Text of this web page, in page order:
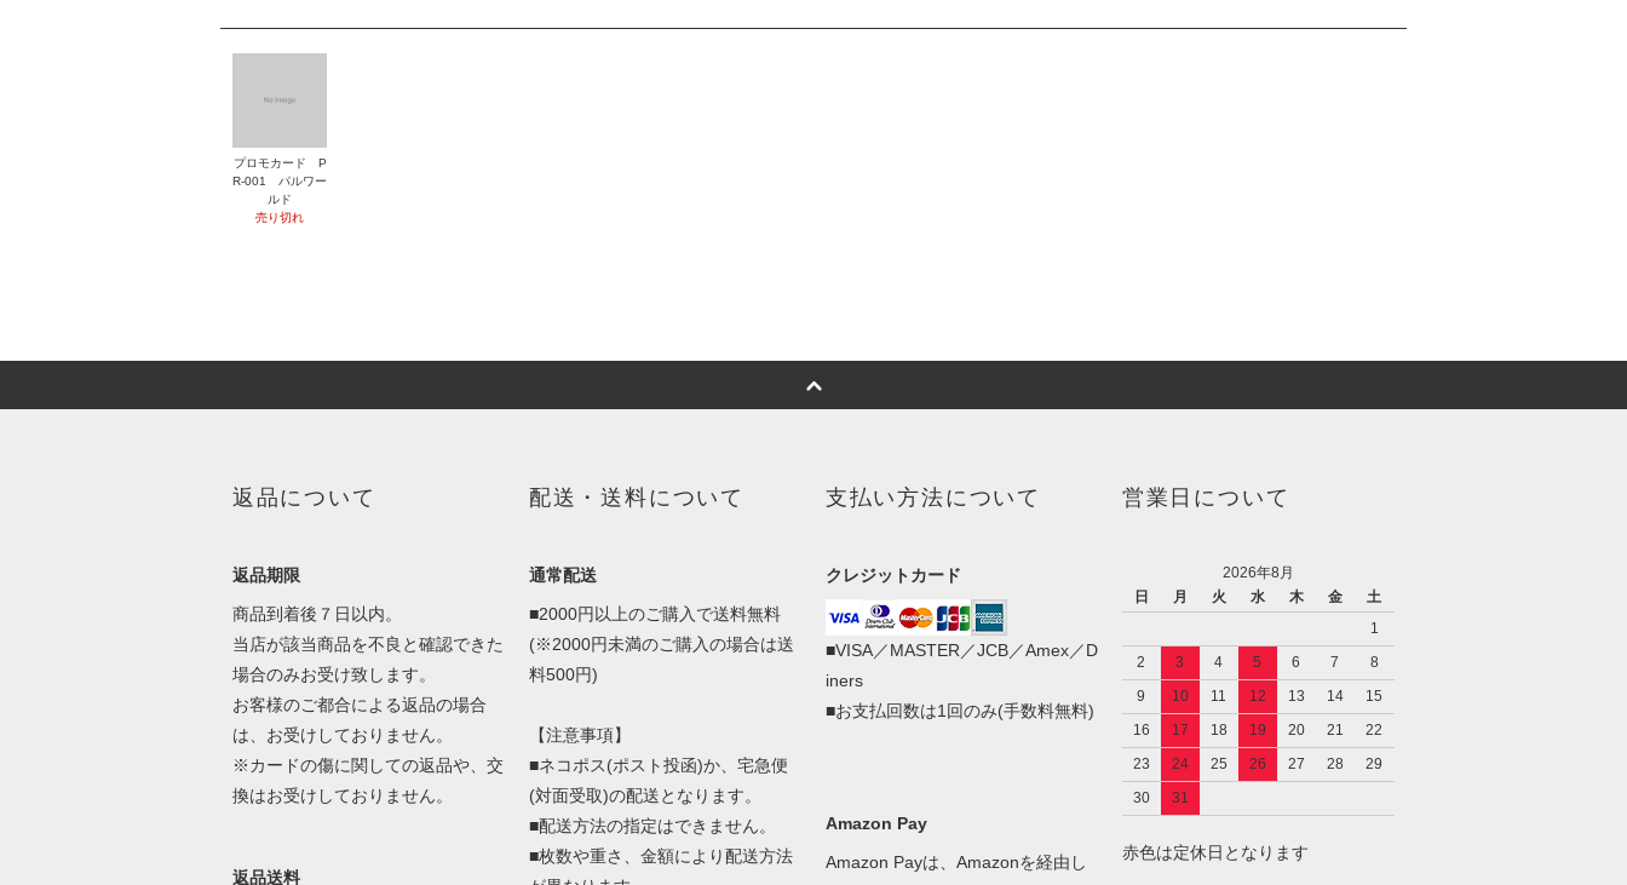
プロモカード P
R-001 パルワー
ルド
売り切れ
返品について
返品期限
商品到着後７日以内。
当店が該当商品を不良と確認できた
場合のみお受け致します。
お客様のご都合による返品の場合
は、お受けしておりません。
※カードの傷に関しての返品や、交
換はお受けしておりません。
返品送料
配送・送料について
通常配送
■2000円以上のご購入で送料無料
(※2000円未満のご購入の場合は送
料500円)
【注意事項】
■ネコポス(ポスト投函)か、宅急便
(対面受取)の配送となります。
■配送方法の指定はできません。
■枚数や重さ、金額により配送方法
支払い方法について
クレジットカード
■VISA／MASTER／JCB／Amex／D
iners
■お支払回数は1回のみ(手数料無料)
Amazon Pay
Amazon Payは、Amazonを経由し
営業日について
2026年8月
日
月 火 水 木 金
土
1
2
3 4 5 6 7
8
9
10 11 12 13 14
15
16
17 18 19 20 21
22
23
24 25 26 27 28
29
30
31
赤色は定休日となります